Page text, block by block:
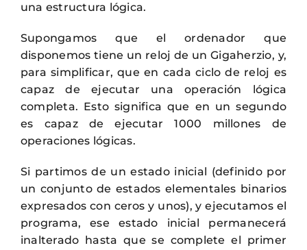
una estructura lógica.
Supongamos que el ordenador que
disponemos tiene un reloj de un Gigaherzio, y,
para simplificar, que en cada ciclo de reloj es
capaz de ejecutar una operación lógica
completa. Esto significa que en un segundo
es capaz de ejecutar 1000 millones de
operaciones lógicas.
Si partimos de un estado inicial (definido por
un conjunto de estados elementales binarios
expresados con ceros y unos), y ejecutamos el
programa, ese estado inicial permanecerá
inalterado hasta que se complete el primer